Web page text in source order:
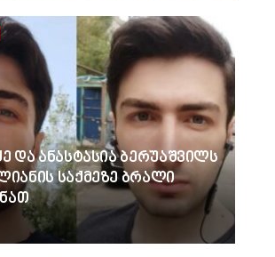
და ანასტასია ბერუაშვილს
საქმეზე ბრალი